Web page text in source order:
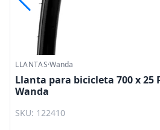
LLANTAS·Wanda
Llanta para bicicleta 700 x 25
Wanda
SKU: 122410